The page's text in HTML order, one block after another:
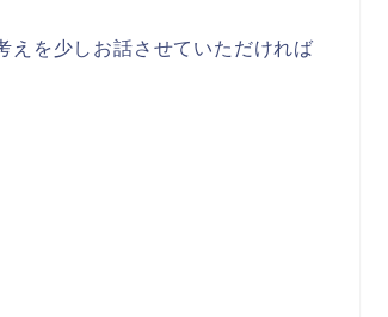
えを少しお話させていただければ